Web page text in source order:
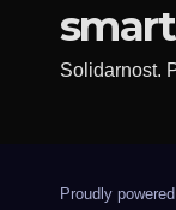
Solidarnost.
Proudly